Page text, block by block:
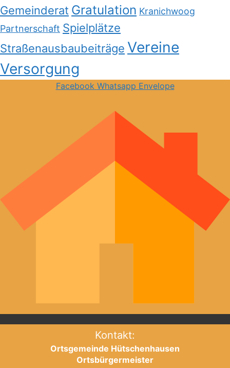
Gemeinderat Gratulation Kranichwoog
Partnerschaft Spielplätze
Straßenausbaubeiträge Vereine
Versorgung
Facebook Whatsapp Envelope
Kontakt:
Ortsgemeinde Hütschenhausen
Ortsbürgermeister